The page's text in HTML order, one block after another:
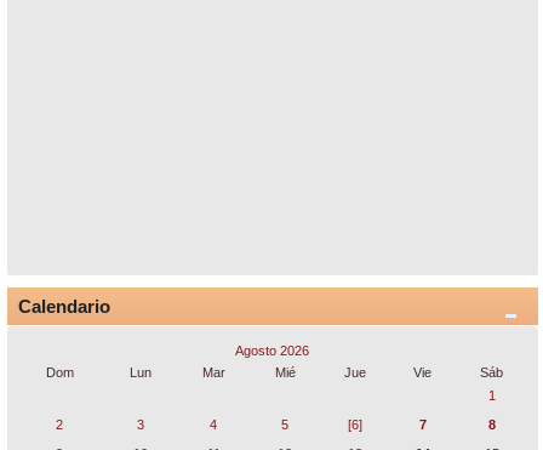
Calendario
Agosto 2026
Dom
Lun Mar Mié Jue Vie
Sáb
1
2
3 4 5 [6] 7
8